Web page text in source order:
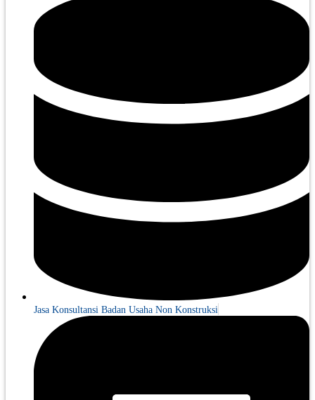
Jasa Konsultansi Badan Usaha Non Konstruksi